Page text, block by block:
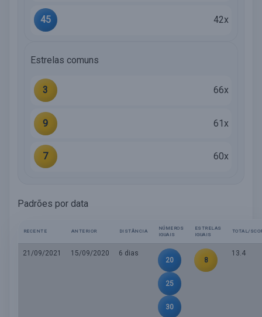
45 42x
Estrelas comuns
3 66x
9 61x
7 60x
Padrões por data
RECENTE ANTERIOR DISTÂNCIA
NÚMEROS
IGUAIS
ESTRELAS
IGUAIS
TOTAL/
21/09/2021 15/09/2020
6 dias
20
25
30
8
13.4